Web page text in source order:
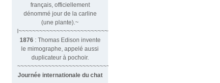
français, officiellement
dénommé jour de la carline
(une plante).~
l~~~~~~~~~~~~~~~~~~~~~~~~~~~
1876 : Thomas Edison invente
le mimographe, appelé aussi
duplicateur à pochoir.
~~~~~~~~~~~~~~~~~~~~~~~~~~~
Journée internationale du chat